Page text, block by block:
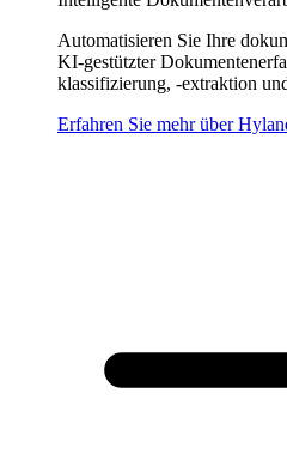
Automatisieren Sie Ihre
KI-gestützter
klassifizierung, -extraktion
Erfahren Sie mehr über